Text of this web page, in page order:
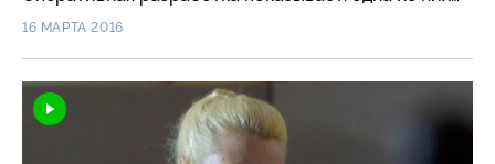
должна произвести отвлекающий маневр — взрыв
поиск и обезвреживание обеих смертниц у бойцов
«Смерча» есть всего несколько часов…
16 МАРТА 2016